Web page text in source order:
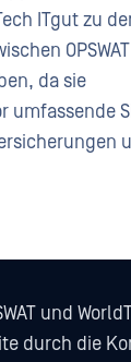
ITgut zu
da sie
umfassende
und
durch die